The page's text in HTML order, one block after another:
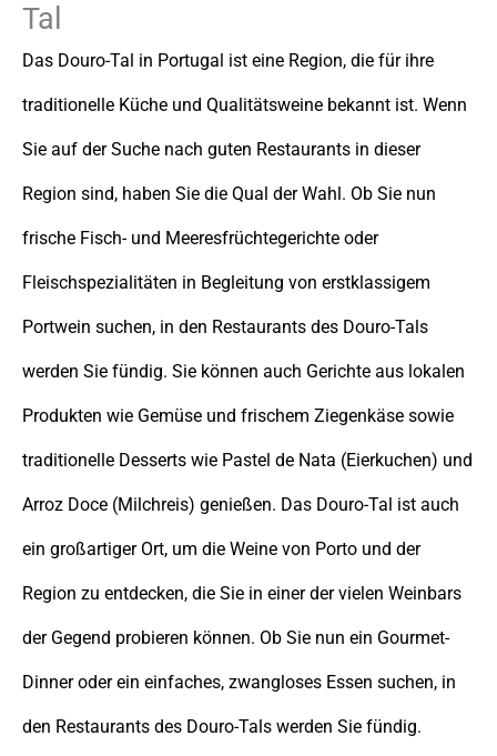
Tal
Das Douro-Tal in Portugal ist eine Region, die für ihre
traditionelle Küche und Qualitätsweine bekannt ist. Wenn
Sie auf der Suche nach guten Restaurants in dieser
Region sind, haben Sie die Qual der Wahl. Ob Sie nun
frische Fisch- und Meeresfrüchtegerichte oder
Fleischspezialitäten in Begleitung von erstklassigem
Portwein suchen, in den Restaurants des Douro-Tals
werden Sie fündig. Sie können auch Gerichte aus lokalen
Produkten wie Gemüse und frischem Ziegenkäse sowie
traditionelle Desserts wie Pastel de Nata (Eierkuchen) und
Arroz Doce (Milchreis) genießen. Das Douro-Tal ist auch
ein großartiger Ort, um die Weine von Porto und der
Region zu entdecken, die Sie in einer der vielen Weinbars
der Gegend probieren können. Ob Sie nun ein Gourmet-
Dinner oder ein einfaches, zwangloses Essen suchen, in
den Restaurants des Douro-Tals werden Sie fündig.